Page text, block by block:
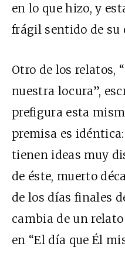
en lo que hizo, y
frágil sentido de su
Otro de los relatos,
nuestra locura”,
prefigura esta
premisa es
tienen ideas muy
de éste, muerto
de los días finales
cambia de un
en “El día que Él